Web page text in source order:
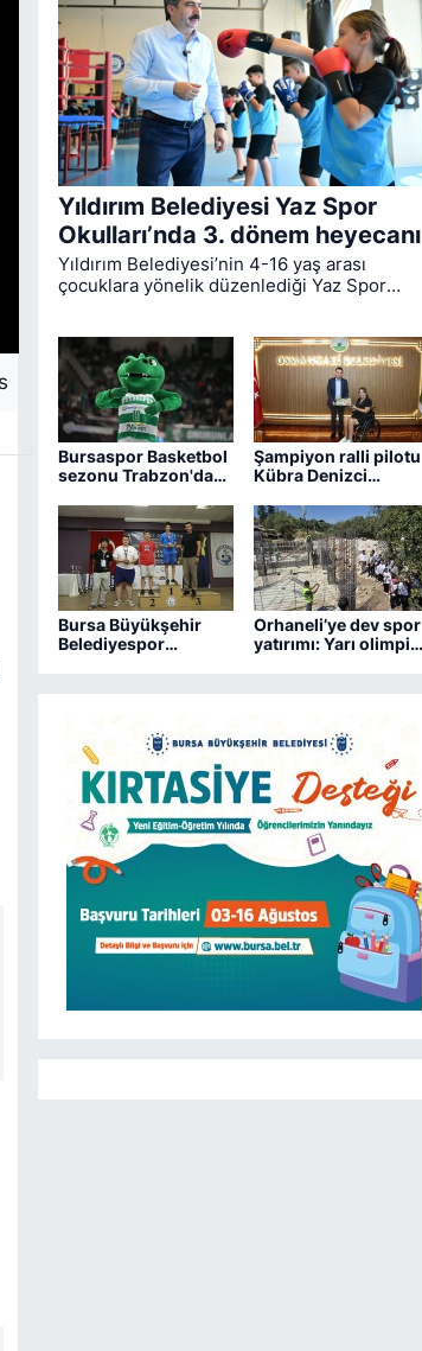
Yıldırım Belediyesi Yaz Spor
Okulları’nda 3. dönem heyecanı
Yıldırım Belediyesi’nin 4-16 yaş arası
çocuklara yönelik düzenlediği Yaz Spor
devam ediyor.
Bursaspor Basketbol
sezonu Trabzon'da
Şampiyon ralli pilotu
Kübra Denizci
Aydın’a ziyaret
Bursa Büyükşehir
Belediyespor
Orhaneli’ye dev spor
yatırımı: Yarı olimpik